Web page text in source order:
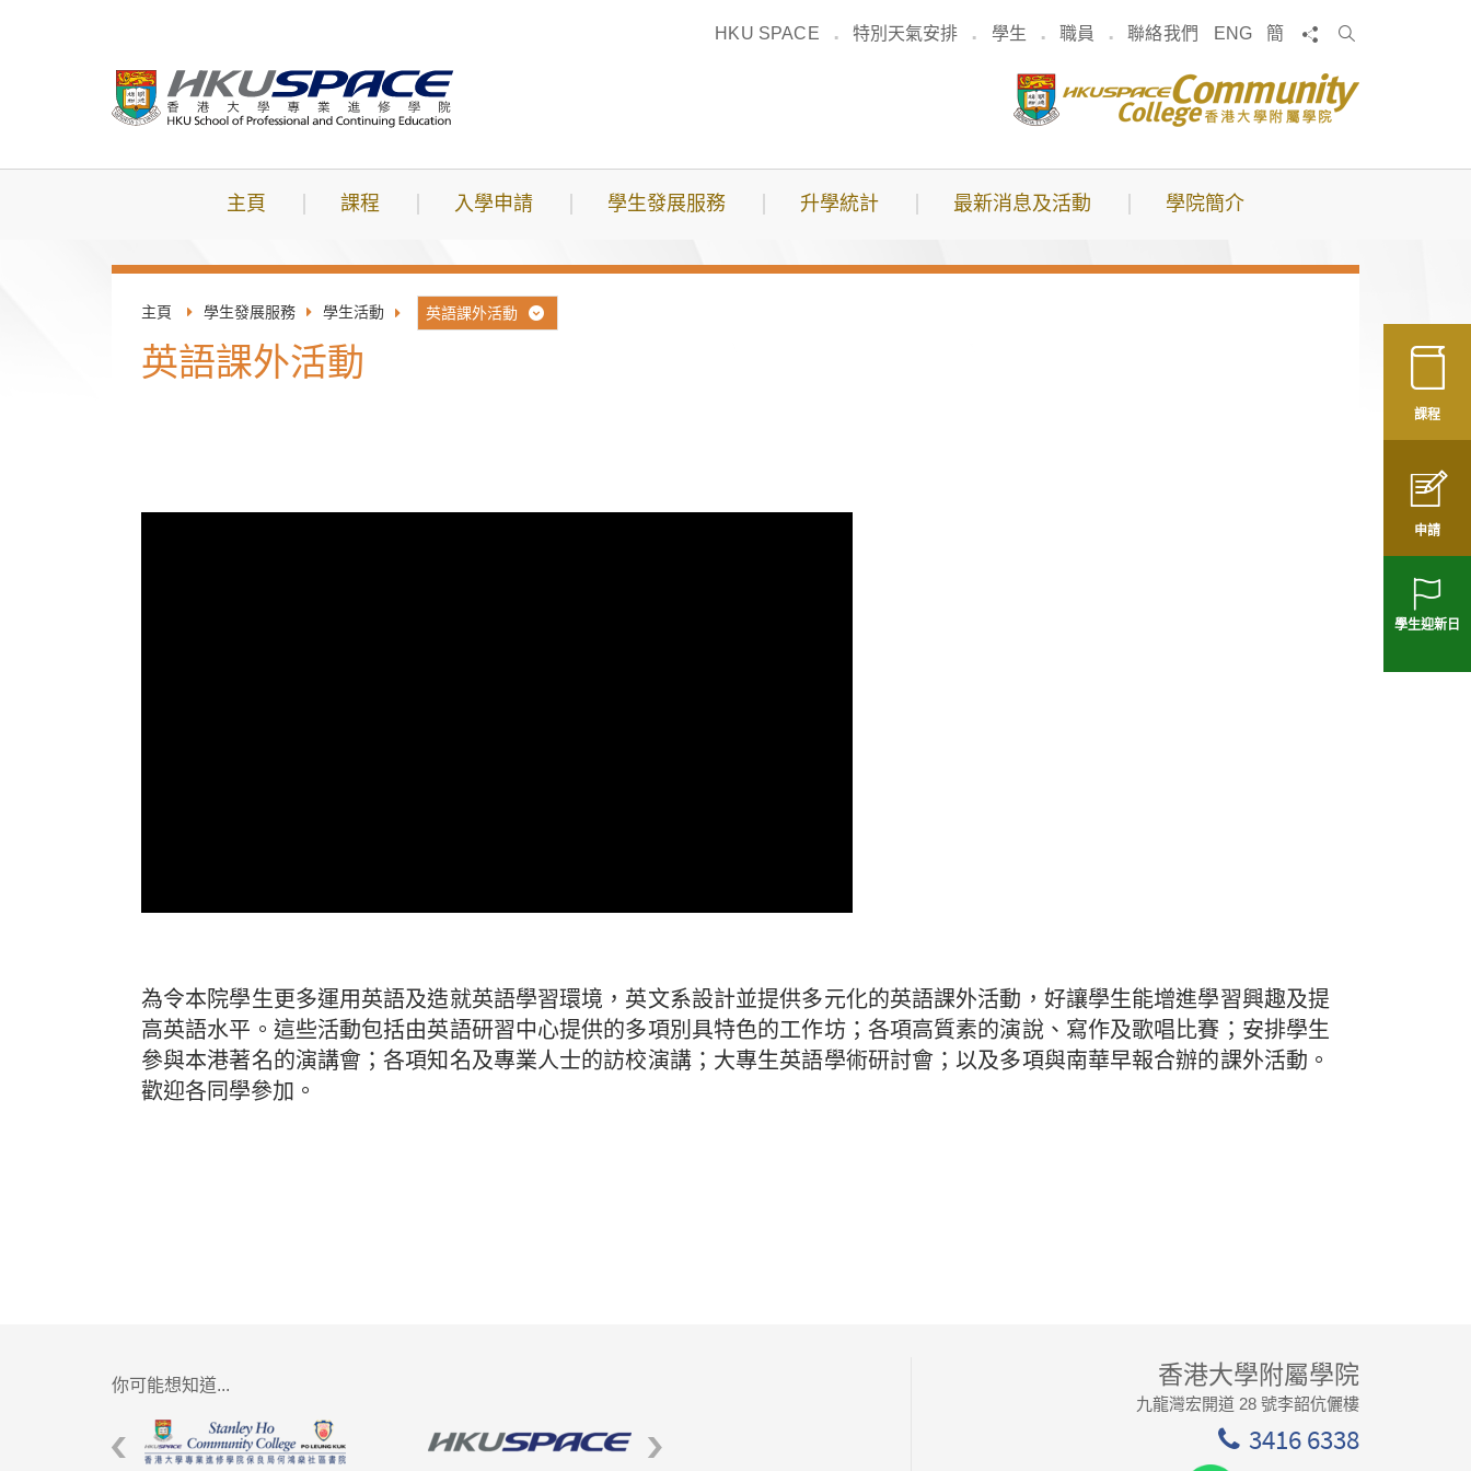
HKU SPACE 特別天氣安排 學生 職員 聯絡我們 ENG 簡 分享
搜
主頁 課程 入學申請 學生發展服務 升學統計 最新消息及活動 學院簡介
課程
申請
學生迎新日
主頁 學生發展服務 學生活動 英語課外活動
英語課外活動
為令本院學生更多運用英語及造就英語學習環境，英文系設計並提供多元化的英語課外活動，好讓學生能增進學習興趣及提
高英語水平。這些活動包括由英語研習中心提供的多項別具特色的工作坊；各項高質素的演說、寫作及歌唱比賽；安排學生
參與本港著名的演講會；各項知名及專業人士的訪校演講；大專生英語學術研討會；以及多項與南華早報合辦的課外活動。
歡迎各同學參加。
你可能想知道... 香港大學附屬學院
九龍灣宏開道 28 號李韶伉儷樓
3416 6338